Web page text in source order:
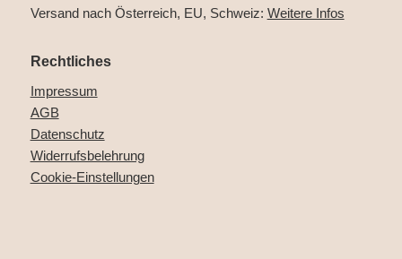
Versand nach Österreich, EU, Schweiz: Weitere Infos
Rechtliches
Impressum
AGB
Datenschutz
Widerrufsbelehrung
Cookie-Einstellungen